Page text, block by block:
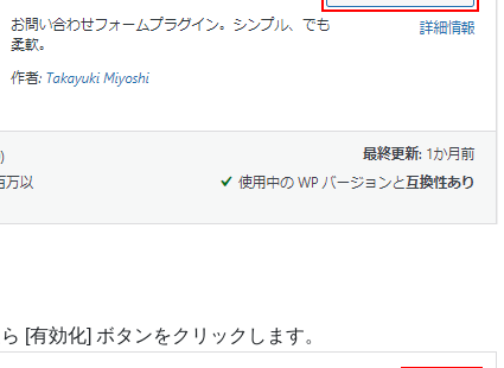
[有効化] ボタンをクリックします。